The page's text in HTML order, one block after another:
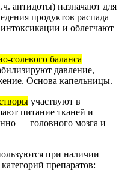
антидоты) назначают для
продуктов распада
и облегчают
солевого баланса
давление,
Основа капельницы.
участвуют в
питание тканей и
— головного мозга и
при наличии
препаратов: